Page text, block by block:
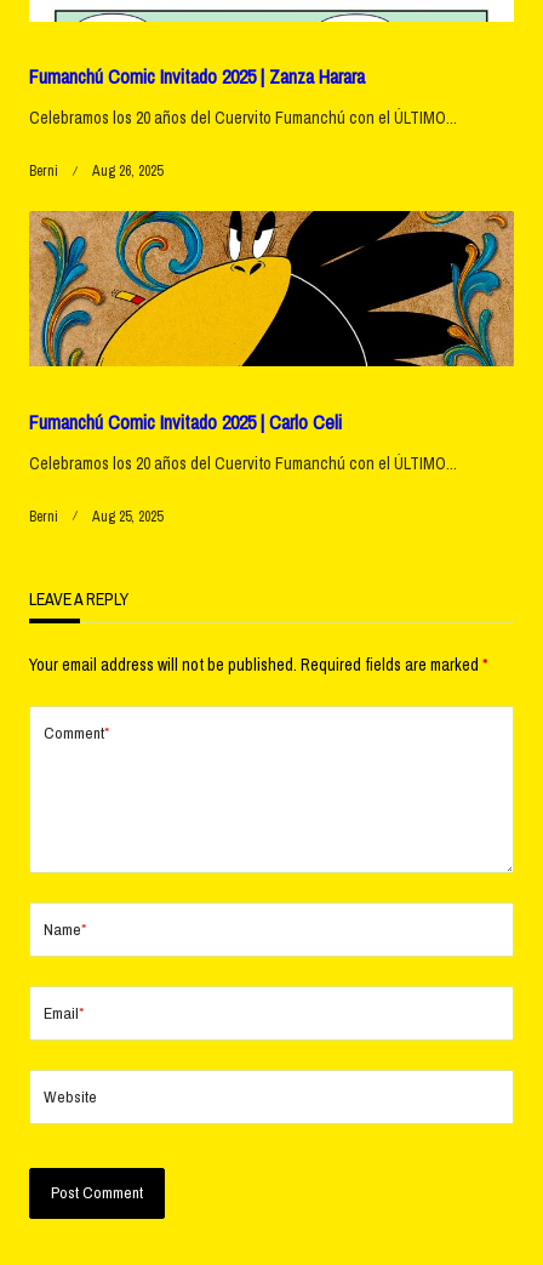
Fumanchú Comic Invitado 2025 | Zanza Harara
Celebramos los 20 años del Cuervito Fumanchú con el ÚLTIMO...
Berni Aug 26, 2025
Fumanchú Comic Invitado 2025 | Carlo Celi
Celebramos los 20 años del Cuervito Fumanchú con el ÚLTIMO...
Berni Aug 25, 2025
LEAVE A REPLY
Your email address will not be published. Required fields are marked *
Comment*
Name*
Email*
Website